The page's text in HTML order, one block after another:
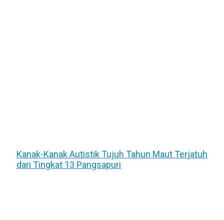
Kanak-Kanak Autistik Tujuh Tahun Maut Terjatuh
dari Tingkat 13 Pangsapuri